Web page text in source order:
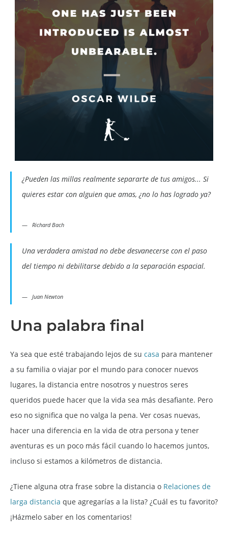
¿Pueden las millas realmente separarte de tus amigos... Si
quieres estar con alguien que amas, ¿no lo has logrado ya?
Richard Bach
Una verdadera amistad no debe desvanecerse con el paso
del tiempo ni debilitarse debido a la separación espacial.
Juan Newton
Una palabra final
Ya sea que esté trabajando lejos de su casa para mantener
a su familia o viajar por el mundo para conocer nuevos
lugares, la distancia entre nosotros y nuestros seres
queridos puede hacer que la vida sea más desafiante. Pero
eso no significa que no valga la pena. Ver cosas nuevas,
hacer una diferencia en la vida de otra persona y tener
aventuras es un poco más fácil cuando lo hacemos juntos,
incluso si estamos a kilómetros de distancia.
¿Tiene alguna otra frase sobre la distancia o Relaciones de
larga distancia que agregarías a la lista? ¿Cuál es tu favorito?
¡Házmelo saber en los comentarios!